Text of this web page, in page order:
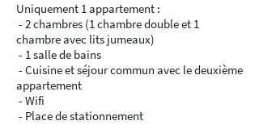
Uniquement 1 appartement :
- 2 chambres (1 chambre double et 1
chambre avec lits jumeaux)
- 1 salle de bains
- Cuisine et séjour commun avec le deuxième
appartement
- Wifi
- Place de stationnement